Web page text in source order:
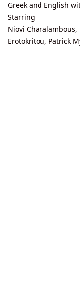
Greek and English
Starring
Niovi Charalambous,
Erotokritou, Patrick